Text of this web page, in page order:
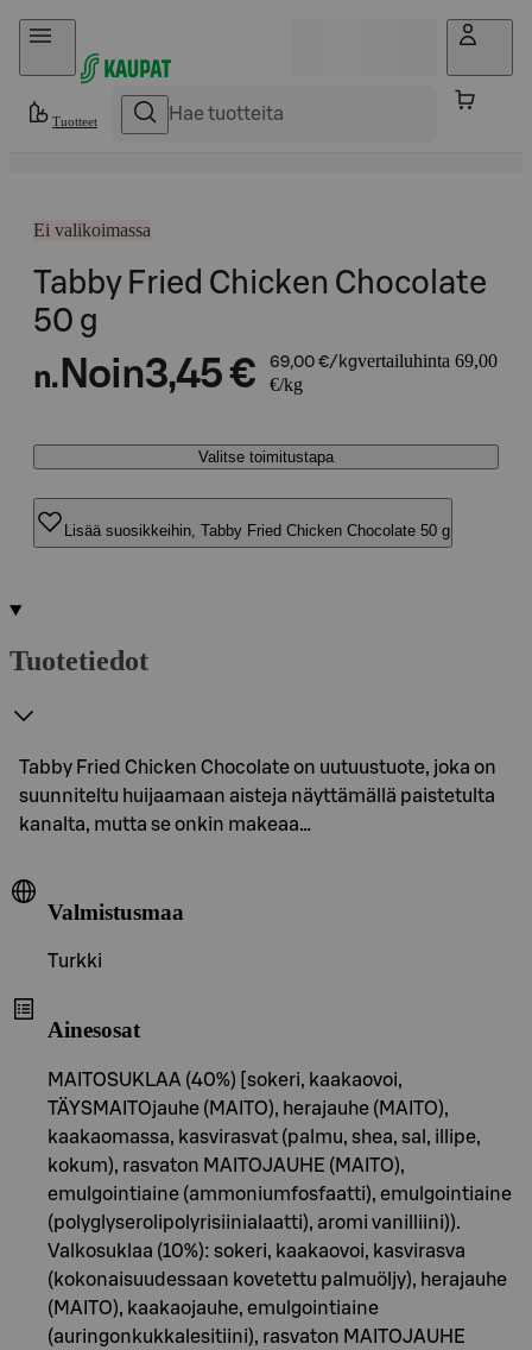
Hyppää sisältöön
Tuotteet
Ei valikoimassa
Tabby Fried Chicken Chocolate
50 g
n. Noin3,45 € 69,00 €/kgvertailuhinta 69,00
€/kg
Valitse toimitustapa
Lisää suosikkeihin, Tabby Fried Chicken Chocolate 50 g
Tuotetiedot
Tabby Fried Chicken Chocolate on uutuustuote, joka on
suunniteltu huijaamaan aisteja näyttämällä paistetulta
kanalta, mutta se onkin makeaa…
Valmistusmaa
Turkki
Ainesosat
MAITOSUKLAA (40%) [sokeri, kaakaovoi,
TÄYSMAITOjauhe (MAITO), herajauhe (MAITO),
kaakaomassa, kasvirasvat (palmu, shea, sal, illipe,
kokum), rasvaton MAITOJAUHE (MAITO),
emulgointiaine (ammoniumfosfaatti), emulgointiaine
(polyglyserolipolyrisiinialaatti), aromi vanilliini)).
Valkosuklaa (10%): sokeri, kaakaovoi, kasvirasva
(kokonaisuudessaan kovetettu palmuöljy), herajauhe
(MAITO), kaakaojauhe, emulgointiaine
(auringonkukkalesitiini), rasvaton MAITOJAUHE